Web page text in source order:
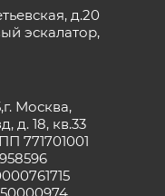
д.20
эскалатор,
Москва,
д. 18, кв.33
771701001